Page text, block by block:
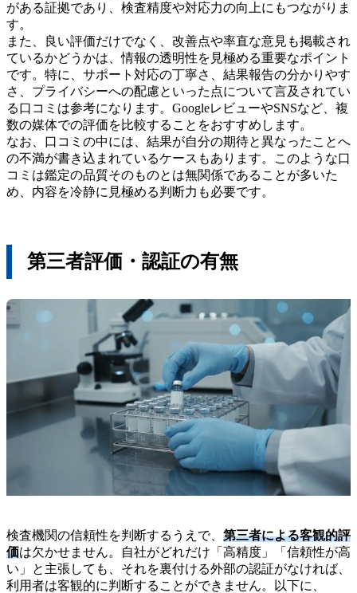
がある証拠であり、検査精度や対応力の向上にもつながりま
す。
また、良い評価だけでなく、改善点や率直な意見も掲載され
ているかどうかは、情報の透明性を見極める重要なポイント
です。特に、サポート対応の丁寧さ、結果報告の分かりやす
さ、プライバシーへの配慮といった点について言及されてい
る口コミは参考になります。GoogleレビューやSNSなど、複
数の媒体での評価を比較することをおすすめします。
なお、口コミの中には、結果が自分の期待と異なったことへ
の不満が書き込まれているケースもあります。このような口
コミは鑑定の品質そのものとは無関係であることが多いた
め、内容を冷静に見極める判断力も必要です。
第三者評価・認証の有無
検査機関の信頼性を判断するうえで、 第三者による客観的評
価は欠かせません。自社がどれだけ「高精度」「信頼性が高
い」と主張しても、それを裏付ける外部の認証がなければ、
利用者は客観的に判断することができません。以下に、